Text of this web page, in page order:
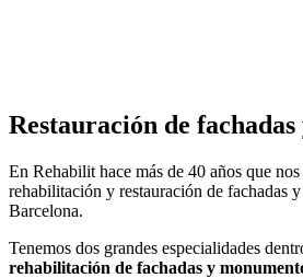
Restauración de
En Rehabilit hace más de 40 años que
rehabilitación y restauración de fachadas
Barcelona.
Tenemos dos grandes especialidades
rehabilitación de fachadas y